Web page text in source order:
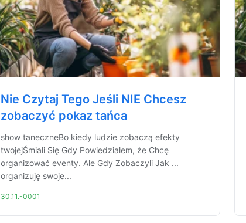
Nie Czytaj Tego Jeśli NIE Chcesz
zobaczyć pokaz tańca
show taneczneBo kiedy ludzie zobaczą efekty
twojejŚmiali Się Gdy Powiedziałem, że Chcę
organizować eventy. Ale Gdy Zobaczyli Jak ...
organizuję swoje...
30.11.-0001